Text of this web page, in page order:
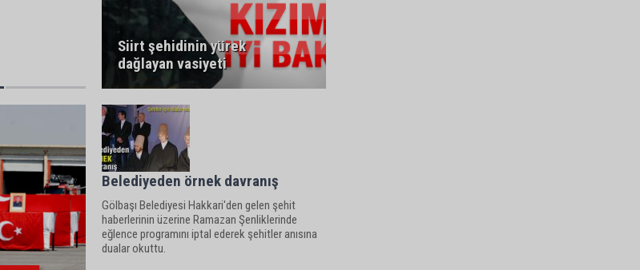
Siirt şehidinin yürek
dağlayan vasiyeti
Belediyeden örnek davranış
Gölbaşı Belediyesi Hakkari'den gelen şehit
haberlerinin üzerine Ramazan Şenliklerinde
eğlence programını iptal ederek şehitler anısına
dualar okuttu.